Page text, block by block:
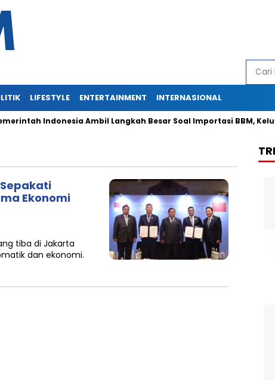
LIFESTYLE ENTERTAINMENT INTERNASIONAL
Indonesia Ambil Langkah Besar Soal Importasi BBM,
Ekonomi
tiba di Jakarta
dan ekonomi.